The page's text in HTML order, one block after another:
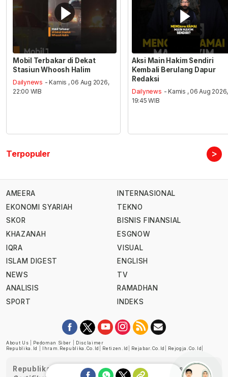
Mobil Terbakar di Dekat
Stasiun Whoosh Halim
Dailynews - Kamis , 06 Aug 2026,
22:00 WIB
Aksi Main Hakim Sendiri
Kembali Berulang Dapur
Redaksi
Dailynews - Kamis , 06 Aug 2026,
19:45 WIB
Terpopuler >
AMEERA
EKONOMI SYARIAH
SKOR
KHAZANAH
IQRA
ISLAM DIGEST
NEWS
ANALISIS
SPORT
INTERNASIONAL
TEKNO
BISNIS FINANSIAL
ESGNOW
VISUAL
ENGLISH
TV
RAMADHAN
INDEKS
About Us Pedoman Siber
Disclaimer
Republika.id
Ihram.republika.co.id Retizen.id Rejabar.co.id Rejogja.co.id
Republika telah diverifikasi oleh Dewan Pers